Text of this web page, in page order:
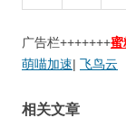
广告栏+++++++蜜
萌喵加速| 飞鸟云
相关文章